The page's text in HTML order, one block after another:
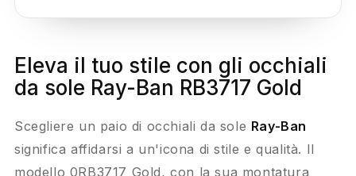
Eleva il tuo stile con gli occhiali
da sole Ray-Ban RB3717 Gold
Scegliere un paio di occhiali da sole Ray-Ban
significa affidarsi a un'icona di stile e qualità. Il
modello 0RB3717 Gold, con la sua montatura